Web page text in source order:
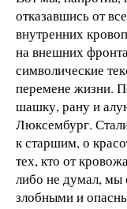
отказавшись от
внутренних
на внешних
символические
перемене жизни.
шашку, рану и
Люксембург.
к старшим, о
тех, кто от
либо не думал, мы
злобными и